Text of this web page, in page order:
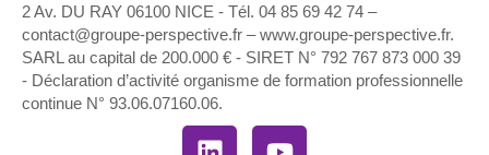
2 Av. DU RAY 06100 NICE - Tél. 04 85 69 42 74⁩ –
contact@groupe-perspective.fr – www.groupe-perspective.fr.
SARL au capital de 200.000 € - SIRET N° 792 767 873 000 39
- Déclaration d’activité organisme de formation professionnelle
continue N° 93.06.07160.06.